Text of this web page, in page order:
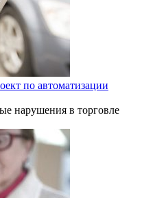
по автоматизации
нарушения в торговле